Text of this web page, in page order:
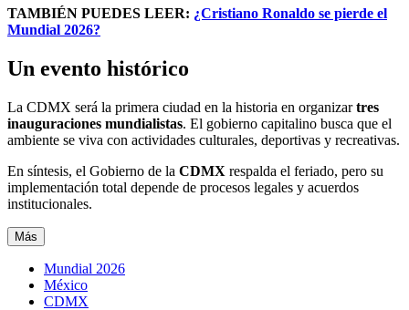
TAMBIÉN PUEDES LEER: ¿Cristiano Ronaldo se pierde el
Mundial 2026?
Un evento histórico
La CDMX será la primera ciudad en la historia en organizartres
inauguraciones mundialistas. El gobierno capitalino busca que el
ambiente se viva con actividades culturales, deportivas y recreativas.
En síntesis, el Gobierno de la CDMX respalda el feriado, pero su
implementación total depende de procesos legales y acuerdos
institucionales.
Más
Mundial 2026
México
CDMX